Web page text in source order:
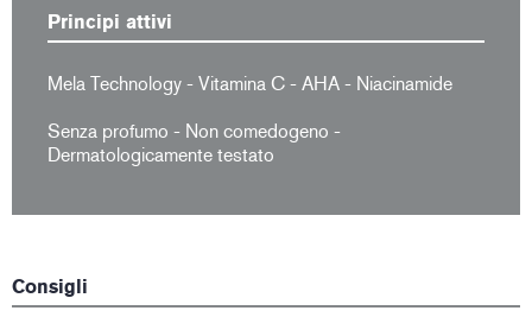
Principi attivi
Mela Technology - Vitamina C - AHA - Niacinamide
Senza profumo - Non comedogeno -
Dermatologicamente testato
Consigli